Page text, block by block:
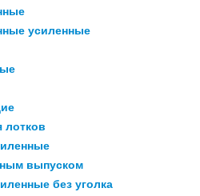
усиленные
лотков
выпуском
без уголка